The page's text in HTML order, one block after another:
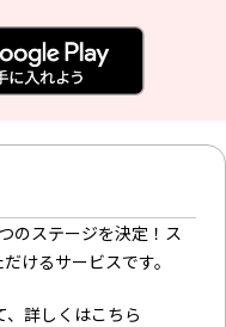
のステージを決定！ス
けるサービスです。
詳しくはこちら